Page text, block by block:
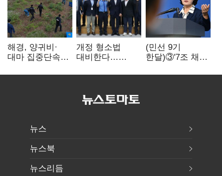
해경, 양귀비·
대마 집중단속…
249명 검거
개정 형소법
대비한다…
'수사혁신TF'
(민선 9기
한달)③'7조 채무'
추미애, 20년만에
뉴스
뉴스북
뉴스리듬